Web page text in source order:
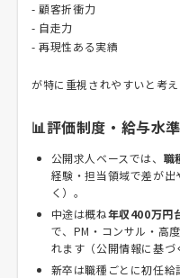
- 顧客折衝力
- 自走力
- 再現性ある実績
が特に重視されやすいと考
📊評価制度・給与水準
公開求人ベースでは、 職
経験・担当領域で差が
く）。
中途は概ね年収400万円
で、PM・コンサル・高
れます（公開情報に基づ
新卒は職種ごとに初任